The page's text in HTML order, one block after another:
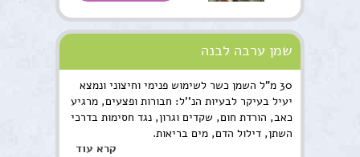
שמן ערבה לבנה
30 מ"ל השמן כשר לשימוש פנימי וחיצוני ונמצא
יעיל בעיקר לבעיות הנ''ל: חבורות ופצעים, מרגיע
כאב, הורדת חום, שקדים וגרון, נגד חסימות בדרכי
השתן, דילול הדם, מים בריאות.
קרא עוד